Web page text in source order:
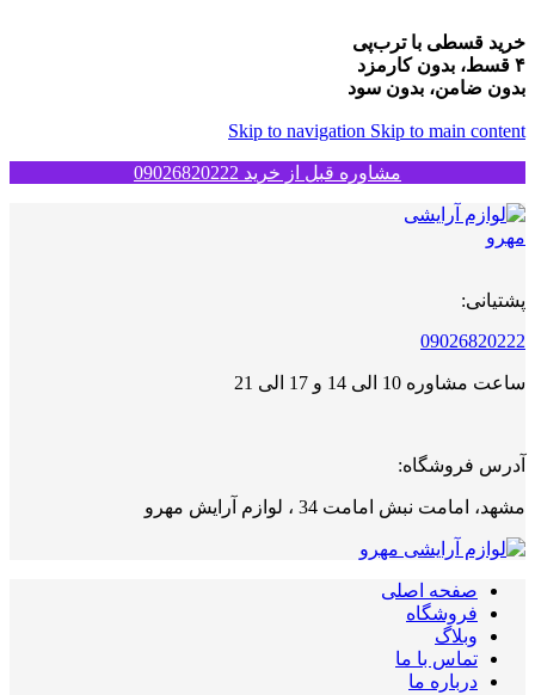
خرید قسطی با ترب‌پی
۴ قسط، بدون کارمزد
بدون ضامن، بدون سود
Skip to navigation Skip to main content
مشاوره قبل از خرید 09026820222
پشتیانی:
09026820222
ساعت مشاوره 10 الی 14 و 17 الی 21
آدرس فروشگاه:
مشهد، امامت نبش امامت 34 ، لوازم آرایش مهرو
صفحه اصلی
فروشگاه
وبلاگ
تماس با ما
درباره ما